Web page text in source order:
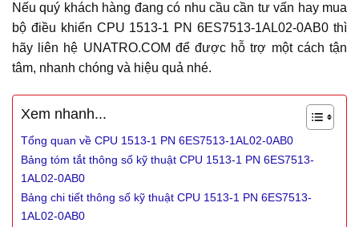
Nếu quý khách hàng đang có nhu cầu cần tư vấn hay mua
bộ điều khiển CPU 1513-1 PN 6ES7513-1AL02-0AB0 thì
hãy liên hệ UNATRO.COM để được hỗ trợ một cách tận
tâm, nhanh chóng và hiệu quả nhé.
Xem nhanh...
Tổng quan về CPU 1513-1 PN 6ES7513-1AL02-0AB0
Bảng tóm tắt thông số kỹ thuật CPU 1513-1 PN 6ES7513-
1AL02-0AB0
Bảng chi tiết thông số kỹ thuật CPU 1513-1 PN 6ES7513-
1AL02-0AB0